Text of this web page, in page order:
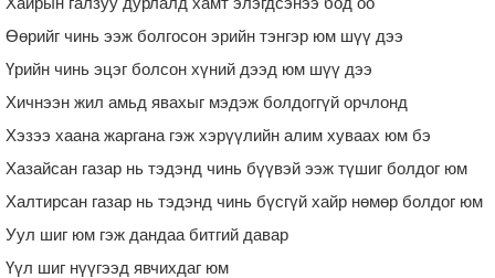
Өөрийг чинь ээж болгосон эрийн тэнгэр юм шүү дээ
Үрийн чинь эцэг болсон хүний дээд юм шүү дээ
Хичнээн жил амьд явахыг мэдэж болдоггүй орчлонд
Хэзээ хаана жаргана гэж хэрүүлийн алим хуваах юм бэ
Хазайсан газар нь тэдэнд чинь бүүвэй ээж түшиг болдог юм
Халтирсан газар нь тэдэнд чинь бүсгүй хайр нөмөр болдог юм
Уул шиг юм гэж дандаа битгий давар
Үүл шиг нүүгээд явчихдаг юм